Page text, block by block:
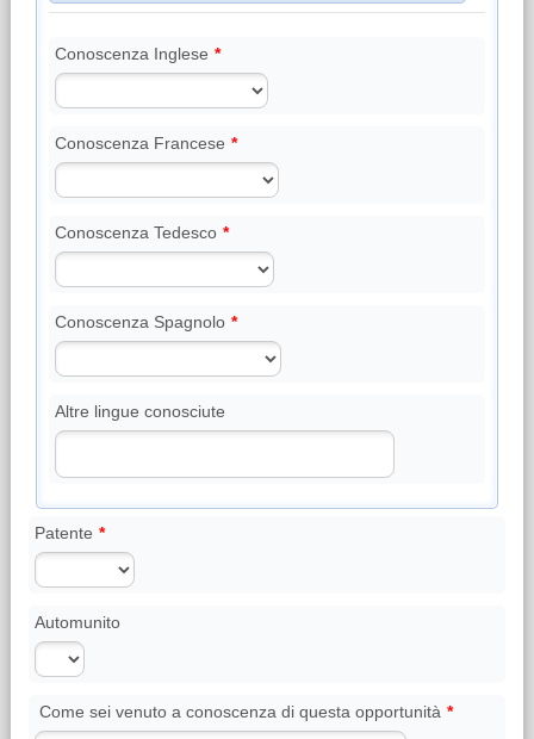
Conoscenza Inglese *
Conoscenza Francese *
Conoscenza Tedesco *
Conoscenza Spagnolo *
Altre lingue conosciute
Patente *
Automunito
Come sei venuto a conoscenza di questa opportunità *